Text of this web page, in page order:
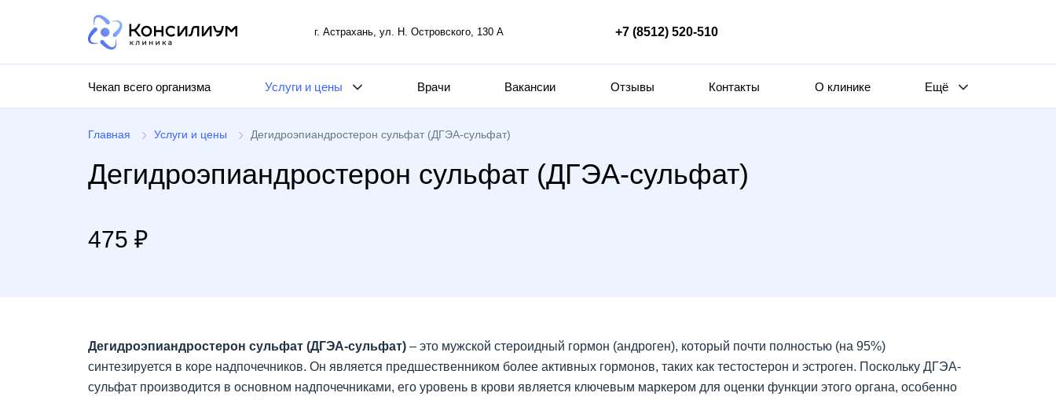
г. Астрахань, ул. Н. Островского, 130 А +7 (8512) 520-510
Чекап всего организма Услуги и цены Врачи Вакансии Отзывы Контакты О клинике Ещё
Главная Услуги и цены Дегидроэпиандростерон сульфат (ДГЭА-сульфат)
Дегидроэпиандростерон сульфат (ДГЭА-сульфат)
475 ₽
Дегидроэпиандростерон сульфат (ДГЭА-сульфат) – это мужской стероидный гормон (андроген), который почти полностью (на 95%)
синтезируется в коре надпочечников. Он является предшественником более активных гормонов, таких как тестостерон и эстроген. Поскольку ДГЭА-
сульфат производится в основном надпочечниками, его уровень в крови является ключевым маркером для оценки функции этого органа, особенно